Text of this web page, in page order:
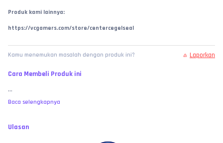
Produk kami lainnya:
https://vcgamers.com/store/centercegelseal
Kamu menemukan masalah dengan produk ini? Laporkan
Cara Membeli Produk ini
...
Baca selengkapnya
Ulasan